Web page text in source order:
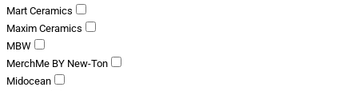
Mart Ceramics
Maxim Ceramics
MBW
MerchMe BY New-Ton
Midocean